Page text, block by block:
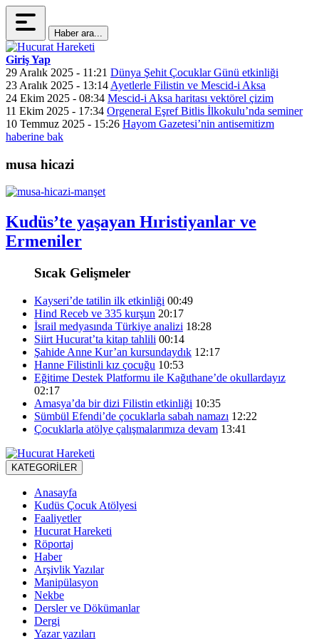
Haber ara...
Giriş Yap
29 Aralık 2025 - 11:21 Dünya Şehit Çocuklar Günü etkinliği
23 Aralık 2025 - 13:14 Ayetlerle Filistin ve Mescid-i Aksa
24 Ekim 2025 - 08:34 Mescid-i Aksa haritası vektörel çizim
11 Ekim 2025 - 17:34 Orgeneral Eşref Bitlis İlkokulu’nda seminer
10 Temmuz 2025 - 15:26 Hayom Gazetesi’nin antisemitizm
haberine bak
musa hicazi
Kudüs’te yaşayan Hıristiyanlar ve
Ermeniler
Sıcak Gelişmeler
Kayseri’de tatilin ilk etkinliği 00:49
Hind Receb ve 335 kurşun 20:17
İsrail medyasında Türkiye analizi 18:28
Siirt Hucurat’ta kitap tahlili 00:14
Şahide Anne Kur’an kursundaydık 12:17
Hanne Filistinli kız çocuğu 10:53
Eğitime Destek Platformu ile Kağıthane’de okullardayız
02:17
Amasya’da bir dizi Filistin etkinliği 10:35
Sümbül Efendi’de çocuklarla sabah namazı 12:22
Çocuklarla atölye çalışmalarımıza devam 13:41
KATEGORİLER
Anasayfa
Kudüs Çocuk Atölyesi
Faaliyetler
Hucurat Hareketi
Röportaj
Haber
Arşivlik Yazılar
Manipülasyon
Nekbe
Dersler ve Dökümanlar
Dergi
Yazar yazıları